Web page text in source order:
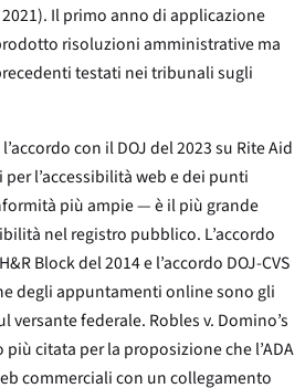
2021). Il primo anno di applicazione
risoluzioni amministrative ma
testati nei tribunali sugli
con il DOJ del 2023 su Rite Aid
l’accessibilità web e dei punti
più ampie — è il più grande
nel registro pubblico. L’accordo
Block del 2014 e l’accordo DOJ-CVS
degli appuntamenti online sono gli
versante federale. Robles v. Domino’s
più citata per la proposizione che l’ADA
commerciali con un collegamento